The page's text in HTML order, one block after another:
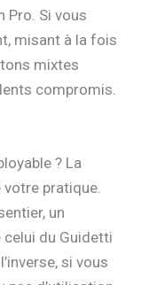
Pro. Si vous
misant à la fois
mixtes
compromis.
? La
pratique.
un
du Guidetti
si vous